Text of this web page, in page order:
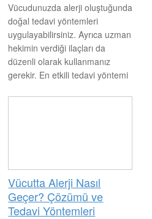
Vücudunuzda alerji oluştuğunda
doğal tedavi yöntemleri
uygulayabilirsiniz. Ayrıca uzman
hekimin verdiği ilaçları da
düzenli olarak kullanmanız
gerekir. En etkili tedavi yöntemi
Vücutta Alerji Nasıl
Geçer? Çözümü ve
Tedavi Yöntemleri